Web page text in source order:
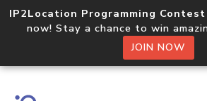
IP2Location Programming
now! Stay a chance to win
JOIN NOW